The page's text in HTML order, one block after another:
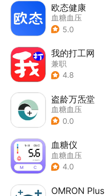
欧态健康
血糖血压
5.0
我的打工网
兼职
4.8
盗龄万炁堂
血糖血压
0.0
血糖仪
血糖血压
4.0
OMRON Plus